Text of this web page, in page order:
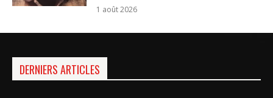
1 août 2026
DERNIERS ARTICLES